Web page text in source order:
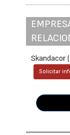
Skandacor
Solicitar